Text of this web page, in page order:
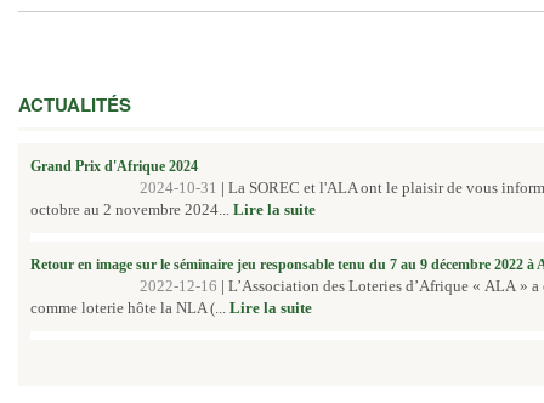
ACTUALITÉS
Grand Prix d'Afrique 2024
2024-10-31 | La SOREC et l'ALA ont le plaisir de vous
octobre au 2 novembre 2024... Lire la suite
Retour en image sur le séminaire jeu responsable tenu du 7 au 9 décembre 2022 à
2022-12-16 | L’Association des Loteries d’Afrique « ALA »
comme loterie hôte la NLA (... Lire la suite